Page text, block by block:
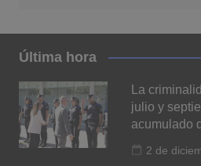
Última hora
La
julio y
acumulado
2 de